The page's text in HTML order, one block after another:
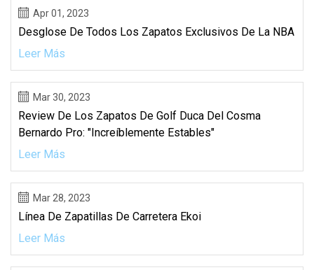
Apr 01, 2023
Desglose De Todos Los Zapatos Exclusivos De La NBA
Leer Más
Mar 30, 2023
Review De Los Zapatos De Golf Duca Del Cosma
Bernardo Pro: "Increíblemente Estables"
Leer Más
Mar 28, 2023
Línea De Zapatillas De Carretera Ekoi
Leer Más